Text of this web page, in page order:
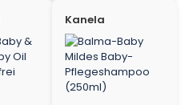
Kanela